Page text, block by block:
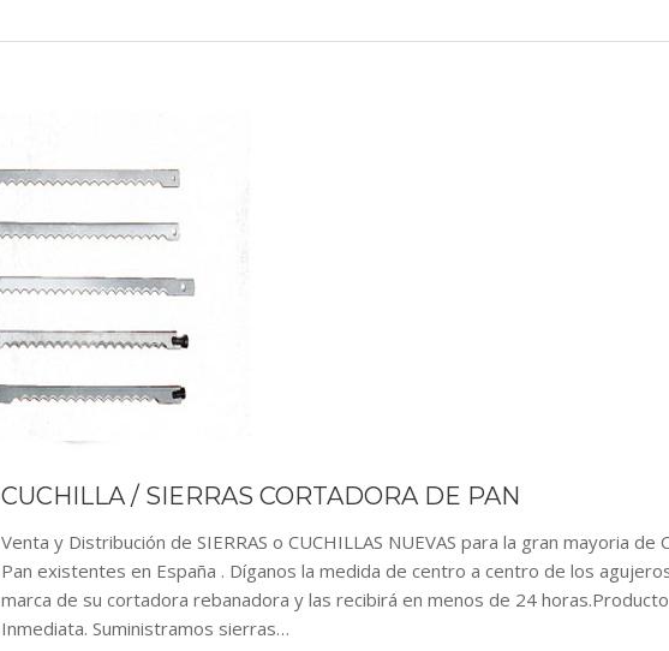
CUCHILLA / SIERRAS CORTADORA DE PAN
Venta y Distribución de SIERRAS o CUCHILLAS NUEVAS para la gran mayoria
Pan existentes en España . Díganos la medida de centro a centro de los
marca de su cortadora rebanadora y las recibirá en menos de 24
Inmediata. Suministramos sierras…